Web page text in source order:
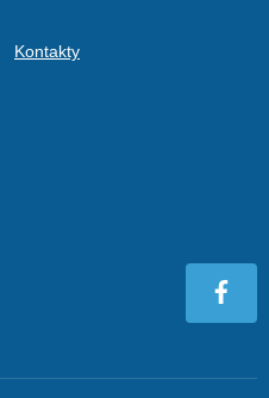
Kontakty